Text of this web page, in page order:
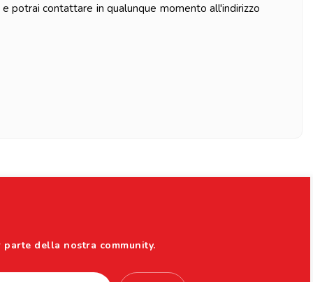
potrai contattare in qualunque momento all'indirizzo
parte della nostra community.